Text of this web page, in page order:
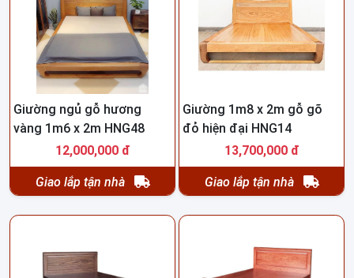
Giường ngủ gỗ hương
vàng 1m6 x 2m HNG48
12,000,000 đ
Giao lắp tận nhà
Giường 1m8 x 2m gỗ gõ
đỏ hiện đại HNG14
13,700,000 đ
Giao lắp tận nhà